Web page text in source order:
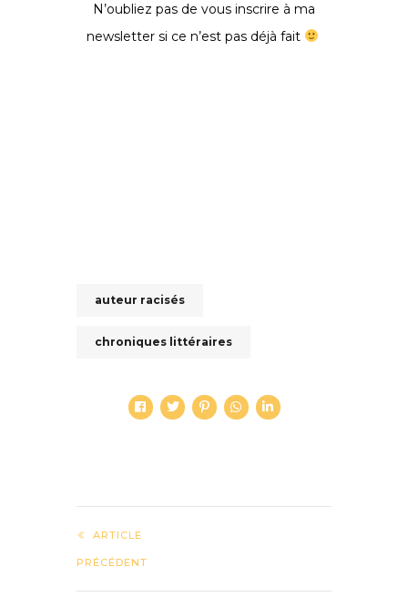
N’oubliez pas de vous inscrire à ma
newsletter si ce n’est pas déjà fait
auteur racisés
chroniques littéraires
ARTICLE
PRÉCÉDENT